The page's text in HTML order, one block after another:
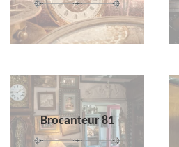
Brocanteur 81